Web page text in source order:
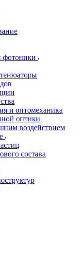
фотоники
и оптомеханика
оптики
воздействием
состава